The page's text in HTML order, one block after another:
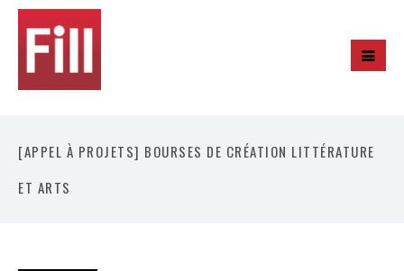
[APPEL À PROJETS] BOURSES DE CRÉATION LITTÉRATURE
ET ARTS